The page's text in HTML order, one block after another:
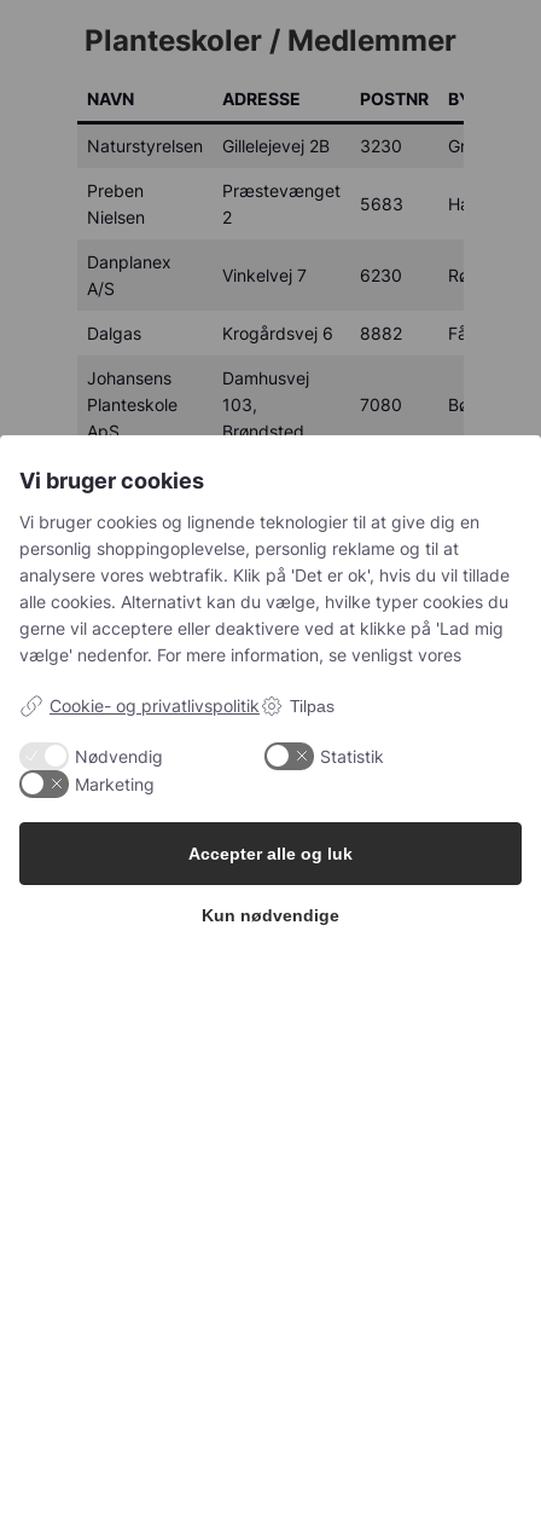
Planteskoler / Medlemmer
NAVN ADRESSE POSTNR BY
Naturstyrelsen Gillelejevej 2B 3230 Græsted
Preben
Nielsen
Præstevænget
2
5683 Haarby
Danplanex
A/S
Vinkelvej 7 6230 Rødekro
Dalgas Krogårdsvej 6 8882 Fårvang
Johansens
Planteskole
ApS
Damhusvej
103,
Brøndsted
7080 Børkop
Hjorthede
Torben
Leisgaard
Søbygårdvej
15
8450 Hammel
Lindenborg
Skovselskab,
A/S
Haverslevvej
9510 Arden
Mads Holm
Fjeldgårdsvej
9750
Hejlskovvej 50 7840 Højslev
Vi bruger cookies
Vi bruger cookies og lignende teknologier til at give dig en
personlig shoppingoplevelse, personlig reklame og til at
analysere vores webtrafik. Klik på 'Det er ok', hvis du vil tillade
alle cookies. Alternativt kan du vælge, hvilke typer cookies du
gerne vil acceptere eller deaktivere ved at klikke på 'Lad mig
vælge' nedenfor. For mere information, se venligst vores
Cookie- og privatlivspolitik Tilpas
Nødvendig
Statistik
Marketing
Kun nødvendige
Accepter alle og luk